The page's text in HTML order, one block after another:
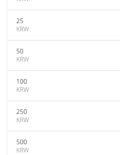
25
KRW
50
KRW
100
KRW
250
KRW
500
KRW